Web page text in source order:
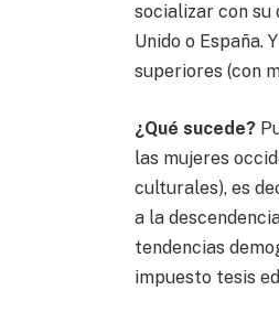
socializar con su
Unido o España.
superiores (con
¿Qué sucede?
las mujeres
culturales), es
a la
tendencias
impuesto tesis